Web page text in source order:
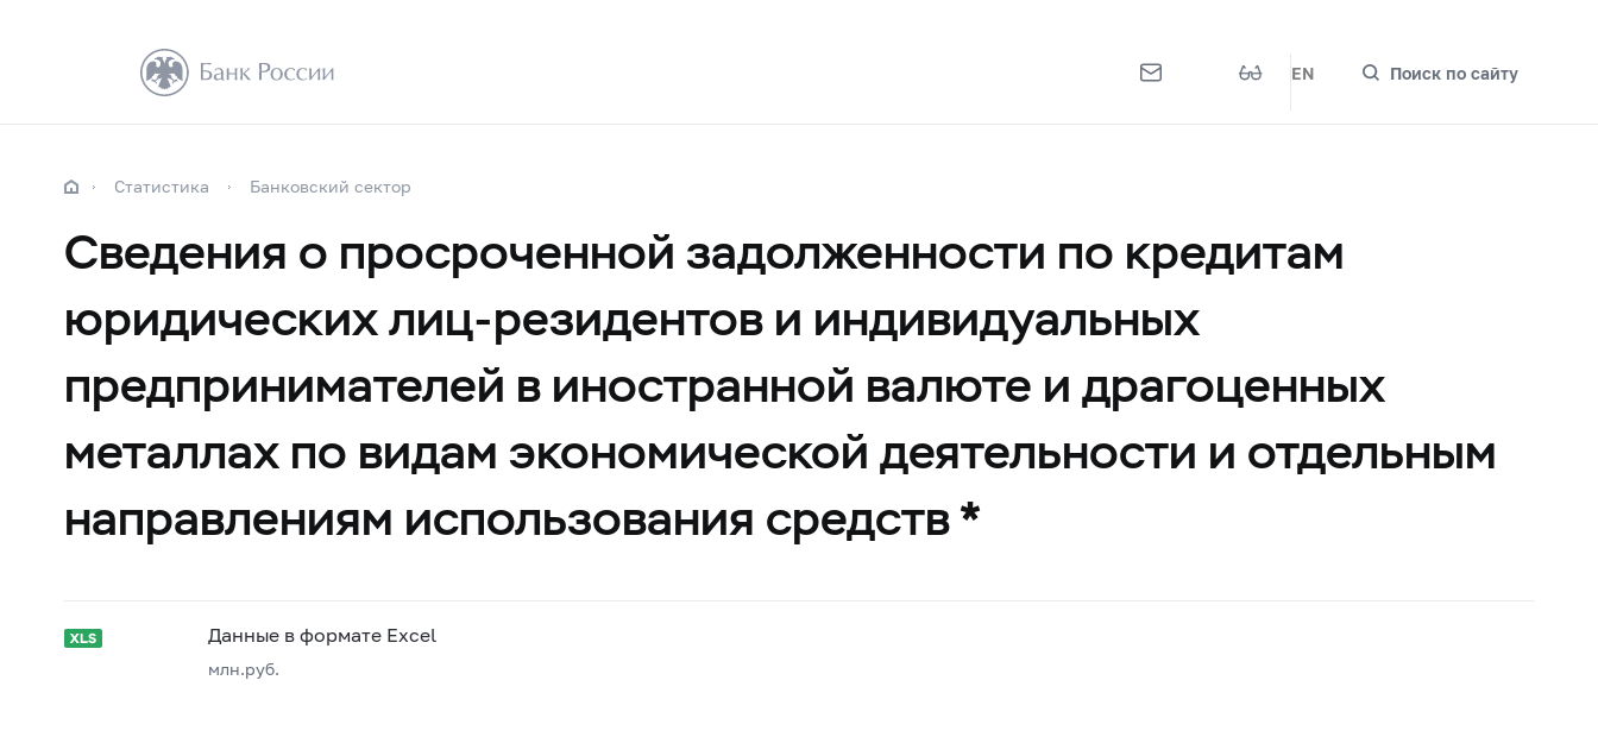
EN Поиск по сайту
Статистика Банковский сектор
Сведения о просроченной задолженности по кредитам
юридических лиц-резидентов и индивидуальных
предпринимателей в иностранной валюте и драгоценных
металлах по видам экономической деятельности и отдельным
направлениям использования средств *
Данные в формате Excel
млн.руб.